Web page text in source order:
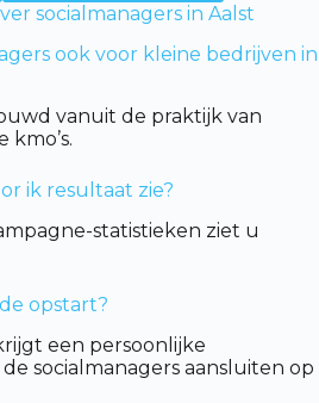
socialmanagers in Aalst
ook voor kleine bedrijven in
vanuit de praktijk van
ik resultaat zie?
statistieken ziet u
opstart?
een persoonlijke
socialmanagers aansluiten op